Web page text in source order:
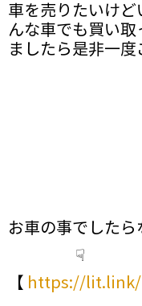
車を売りたいけ
んな車でも買い
ましたら是非一度
お車の事でした
☟
【 https://lit.link/